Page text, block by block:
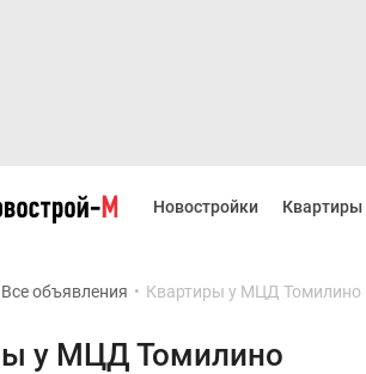
Новостройки Квартиры
Все объявления • Квартиры у МЦД Томилино
у МЦД Томилино